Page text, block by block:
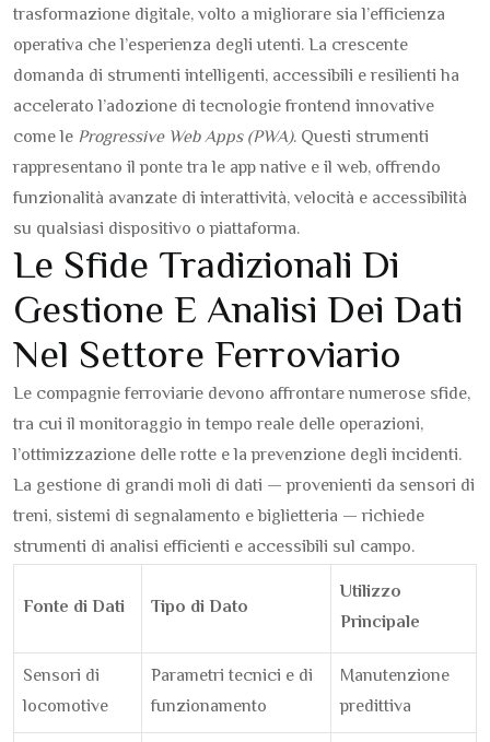
trasformazione digitale, volto a migliorare sia l’efficienza
operativa che l’esperienza degli utenti. La crescente
domanda di strumenti intelligenti, accessibili e resilienti ha
accelerato l’adozione di tecnologie frontend innovative
come le Progressive Web Apps (PWA). Questi strumenti
rappresentano il ponte tra le app native e il web, offrendo
funzionalità avanzate di interattività, velocità e accessibilità
su qualsiasi dispositivo o piattaforma.
Le Sfide Tradizionali Di
Gestione E Analisi Dei Dati
Nel Settore Ferroviario
Le compagnie ferroviarie devono affrontare numerose sfide,
tra cui il monitoraggio in tempo reale delle operazioni,
l’ottimizzazione delle rotte e la prevenzione degli incidenti.
La gestione di grandi moli di dati — provenienti da sensori di
treni, sistemi di segnalamento e biglietteria — richiede
strumenti di analisi efficienti e accessibili sul campo.
Fonte di Dati Tipo di Dato
Utilizzo
Principale
Sensori di
locomotive
Parametri tecnici e di
funzionamento
Manutenzione
predittiva